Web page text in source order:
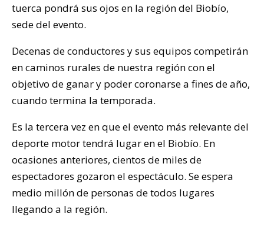
tuerca pondrá sus ojos en la región del Biobío,
sede del evento.
Decenas de conductores y sus equipos competirán
en caminos rurales de nuestra región con el
objetivo de ganar y poder coronarse a fines de año,
cuando termina la temporada.
Es la tercera vez en que el evento más relevante del
deporte motor tendrá lugar en el Biobío. En
ocasiones anteriores, cientos de miles de
espectadores gozaron el espectáculo. Se espera
medio millón de personas de todos lugares
llegando a la región.